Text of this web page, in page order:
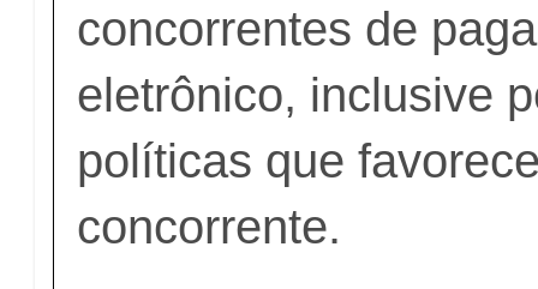
concorrentes de
eletrônico, inclusive
políticas que
concorrente.